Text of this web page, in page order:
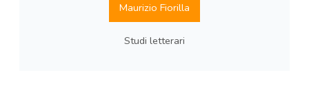
Maurizio Fiorilla
Studi letterari